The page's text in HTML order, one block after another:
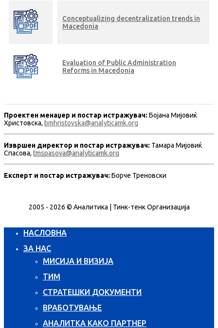
Conceptualizing decentralization trends in
Macedonia
Evaluation of Public Administration
Reforms in Macedonia
Проектен менаџер и постар истражувач: Бојана Мијовиќ
Христовска, bmhristovska@analyticamk.org
Извршен директор и постар истражувач: Тамара Мијовиќ
Спасова, tmspasova@analyticamk.org
Експерт и постар истражувач: Борче Треновски
2005 - 2026 © Аналитика | Тинк-тенк Организација
НАСЛОВНА
ЗА НАС
МИСИЈА И ВИЗИЈА
ТИМ
СТРАТЕШКИ ДОКУМЕНТИ
ВРАБОТУВАЊЕ
АНАЛИТКА КАКО ПАРТНЕР